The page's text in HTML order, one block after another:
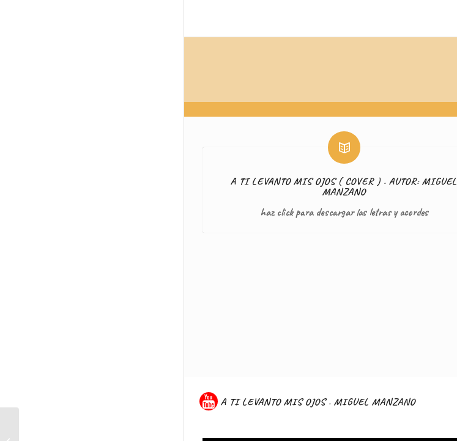
A TI LEVANTO MIS OJOS ( COVER ) . AUTOR: MIGUEL
MANZANO
haz click para descargar las letras y acordes
A TI LEVANTO MIS OJOS . MIGUEL MANZANO